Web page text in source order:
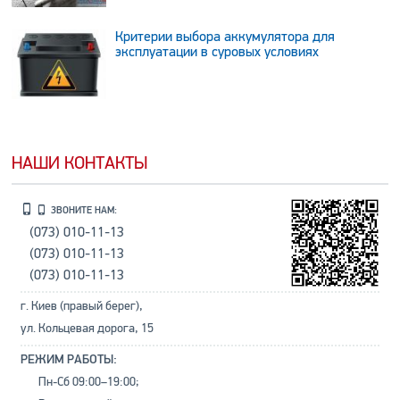
Критерии выбора аккумулятора для
эксплуатации в суровых условиях
НАШИ КОНТАКТЫ
ЗВОНИТЕ НАМ:
(073) 010-11-13
(073) 010-11-13
(073) 010-11-13
г. Киев (правый берег),
ул. Кольцевая дорога, 15
РЕЖИМ РАБОТЫ:
Пн-Сб 09:00–19:00;